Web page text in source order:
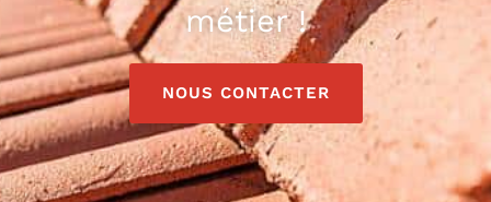
métier !
NOUS CONTACTER